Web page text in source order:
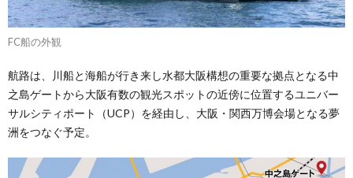
FC船の外観
航路は、川船と海船が行き来し水都大阪構想の重要な拠点となる中
之島ゲートから大阪有数の観光スポットの近傍に位置するユニバー
サルシティポート（UCP）を経由し、大阪・関西万博会場となる夢
洲をつなぐ予定。